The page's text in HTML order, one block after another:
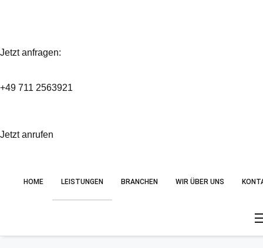
Jetzt anfragen:
+49 711 2563921
Jetzt anrufen
HOME LEISTUNGEN BRANCHEN WIR ÜBER UNS